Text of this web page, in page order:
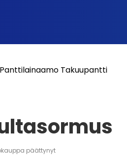
Panttilainaamo Takuupantti
päättynyt